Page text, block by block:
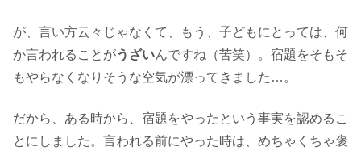
が、言い方云々じゃなくて、もう、子どもにとっては、何
か言われることがうざいんですね（苦笑）。宿題をそもそ
もやらなくなりそうな空気が漂ってきました…。
だから、ある時から、宿題をやったという事実を認めるこ
とにしました。言われる前にやった時は、めちゃくちゃ褒